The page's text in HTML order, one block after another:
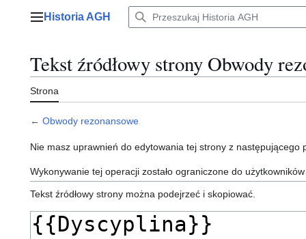
Menu główne
Historia AGH
Tekst źródłowy strony Obwody
Strona
← Obwody rezonansowe
Nie masz uprawnień do edytowania tej strony z następującego
Wykonywanie tej operacji zostało ograniczone do
Tekst źródłowy strony można podejrzeć i skopiować.